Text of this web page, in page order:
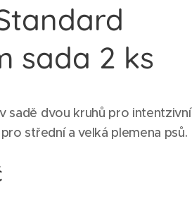
sada 2 ks
sadě dvou kruhů pro intentzivní
střední a velká plemena psů.